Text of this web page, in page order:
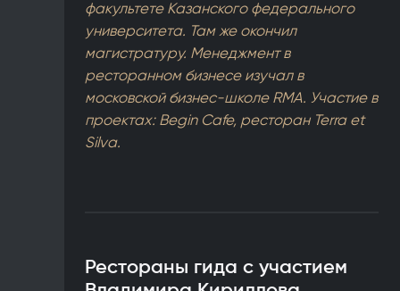
факультете Казанского федерального
университета. Там же окончил
магистратуру. Менеджмент в
ресторанном бизнесе изучал в
московской бизнес-школе RMA. Участие в
проектах: Begin Cafe, ресторан Terra et
Silva.
Рестораны гида с участием